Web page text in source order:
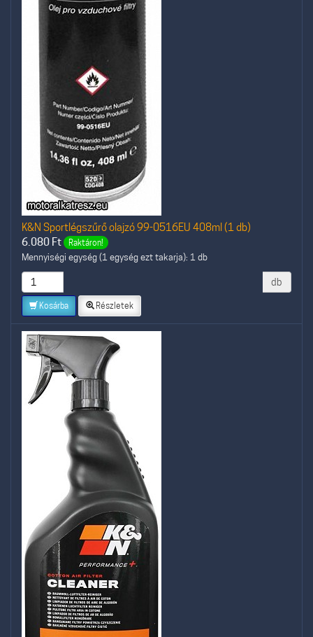
K&N Sportlégszűrő olajzó 99-0516EU 408ml (1 db)
6.080 Ft Raktáron!
Mennyiségi egység (1 egység ezt takarja): 1 db
db
Kosárba Részletek